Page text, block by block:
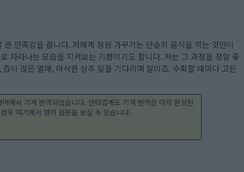
만족감을 줍니다. 저에게 정원 가꾸기는 단순히 음식을 먹는 것만이
자라나는 모습을 지켜보는 기쁨이기도 합니다. 저는 그 과정을 정말 좋
이 많은 열매, 아삭한 상추 잎을 기다리며 말이죠. 수확할 때마다 고된
에서 기계 번역되었습니다. 안타깝게도 기계 번역은 아직 완성된
우 여기에서 영어 원문을 보실 수 있습니다: